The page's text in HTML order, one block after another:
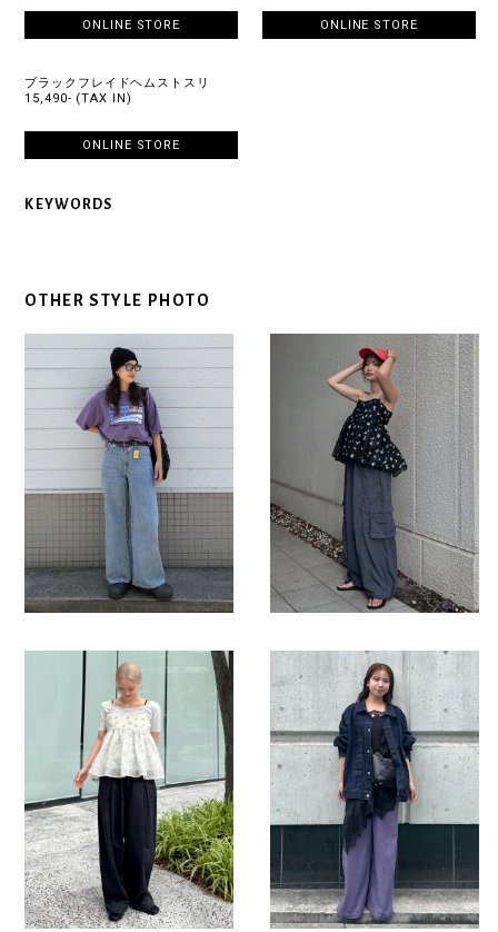
ONLINE STORE ONLINE STORE
ブラックフレイドヘムストスリ
15,490- (TAX IN)
ONLINE STORE
KEYWORDS
OTHER STYLE PHOTO